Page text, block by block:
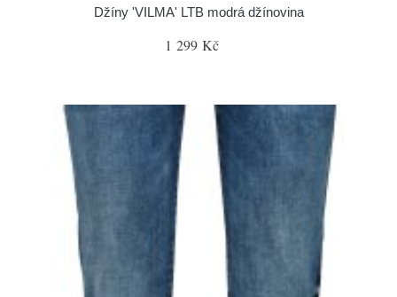
Džíny 'VILMA' LTB modrá džínovina
1 299 Kč